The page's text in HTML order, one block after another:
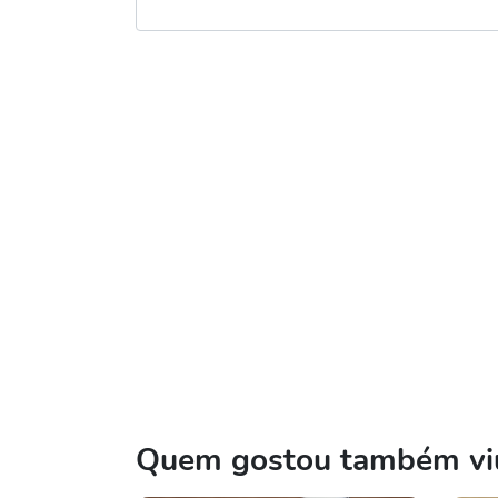
Quem gostou também